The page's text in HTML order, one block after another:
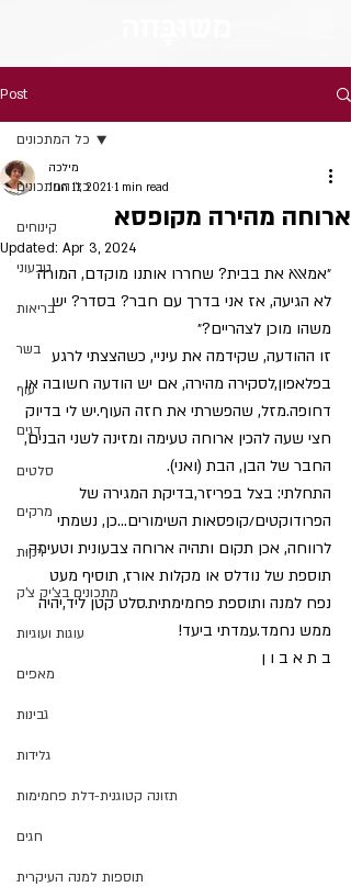
Post
כל המתכונים
קינוחים
טבעוני
בריאות
בשר
עוף
דגים
סלטים
מרקים
ירקות
מתכונים בצ'יק צ'ק
עוגות ועוגיות
מאפים
גבינות
גלידות
תזונה קטוגנית-דלת פחמימות
חגים
תוספות למנה העיקרית
כל המתכונים
ארוחה מהירה מקופסא
מילכה
Jun 11, 2021 1 min read
Updated: Apr 3, 2024
״אמאאא את בבית? שחררו אותנו מוקדם, המורה
לא הגיעה, אז אני בדרך עם חבר? בסדר? יש
משהו מוכן לצהריים?״
זו ההודעה, שקידמה את עיניי, כשהצצתי לרגע
בפלאפון,לסקירה מהירה, אם יש הודעה חשובה או
דחופה.מזל, שהפשרתי את חזה העוף.יש לי בדיוק
חצי שעה להכין ארוחה טעימה ומזינה לשני הבנים,
החבר של הבן, הבת (ואני).
התחלתי: בצל בפריזר,בדיקת המגירה של
הפרודוקטים/קופסאות השימורים…כן, נשמתי
לרווחה, אכן תקום ותהיה ארוחה צבעונית וטעימה.
תוספת של נודלס או מקלות אורז, תוסיף מעט
נפח למנה ותוספת פחמימתית.סלט קטן ליד,יהיה
ממש נחמד.עמדתי ביעד!
ב ת א ב ו ן